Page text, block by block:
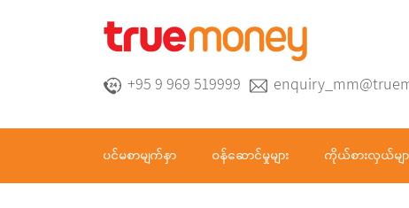
+95 9 969 519999
ပင်မစာမျက်နှာ ဝန်ဆောင်မှုများ ကိုယ်စားလှယ်မျာ